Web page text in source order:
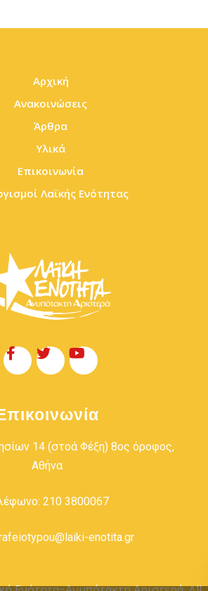
Αρχική
Ανακοινώσεις
Άρθρα
Υλικά
Επικοινωνία
Λαϊκής Ενότητας
14 (στοά Φέξη) 8ος όροφος,
Αθήνα
210 3800067
enotita.gr